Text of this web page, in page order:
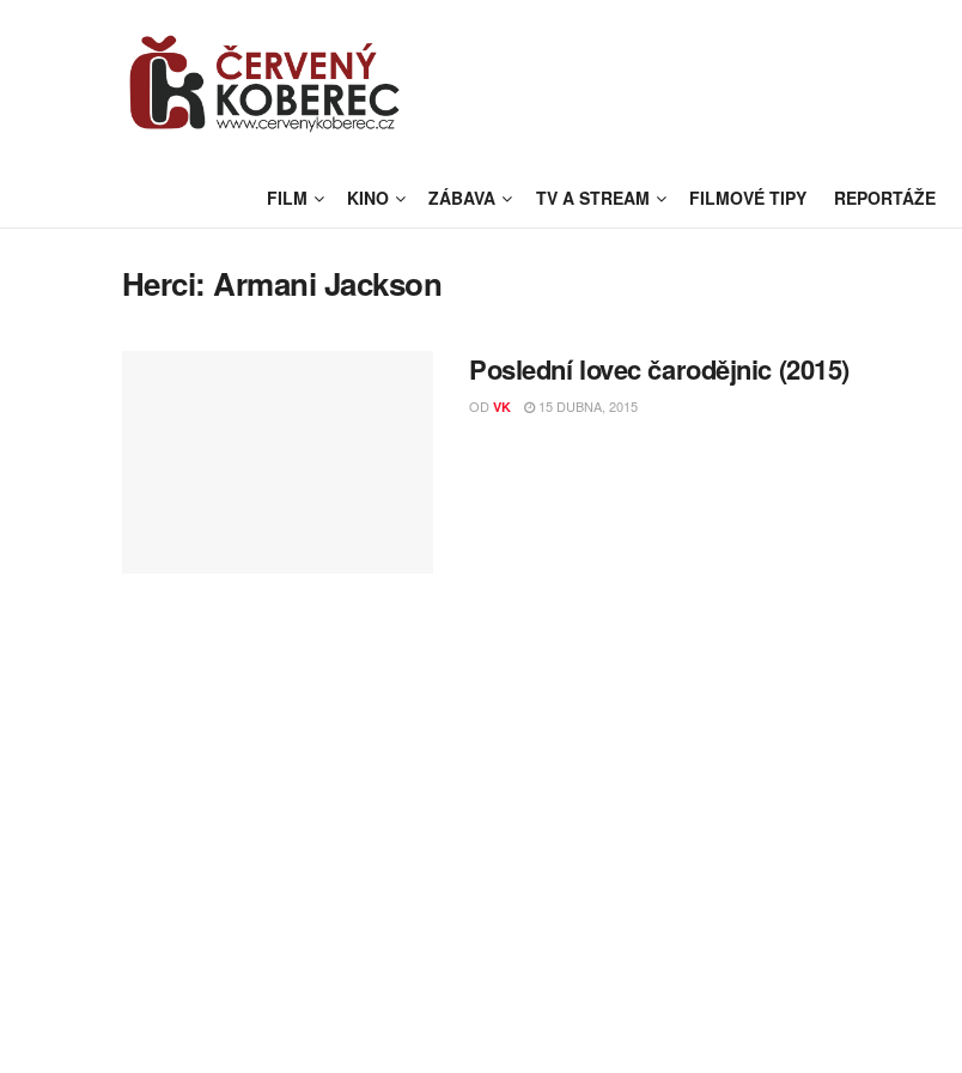
FILM KINO ZÁBAVA TV A STREAM FILMOVÉ TIPY REPORTÁŽE
Herci:Armani Jackson
Poslední lovec čarodějnic (2015)
OD VK 15 DUBNA, 2015